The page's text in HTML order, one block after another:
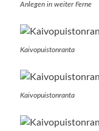
Anlegen in weiter Ferne
Kaivopuistonranta
Kaivopuistonranta